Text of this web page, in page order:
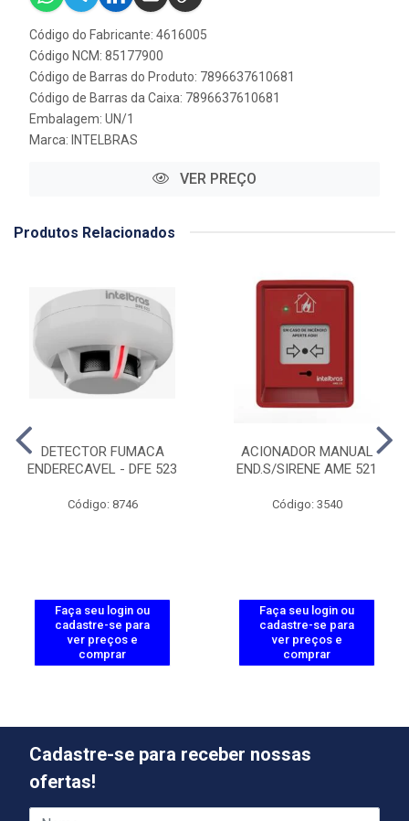
Código do Fabricante: 4616005
Código NCM: 85177900
Código de Barras do Produto: 7896637610681
Código de Barras da Caixa: 7896637610681
Embalagem: UN/1
Marca: INTELBRAS
VER PREÇO
Produtos Relacionados
DETECTOR FUMACA
ENDERECAVEL - DFE 523
Código: 8746
Faça seu login ou
cadastre-se para
ver preços e
comprar
ACIONADOR MANUAL
END.S/SIRENE AME 521
Código: 3540
Faça seu login ou
cadastre-se para
ver preços e
comprar
Cadastre-se para receber nossas
ofertas!